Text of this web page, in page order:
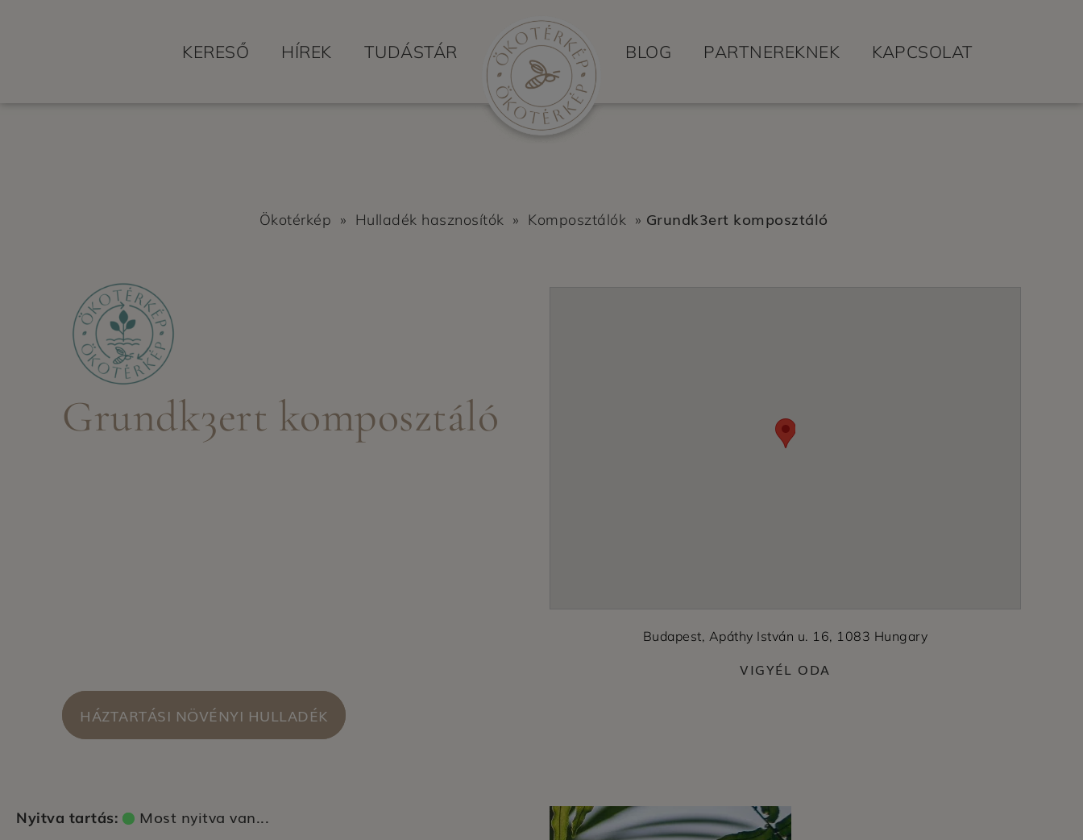
KERESŐ HÍREK TUDÁSTÁR BLOG PARTNEREKNEK KAPCSOLAT
Ökotérkép » Hulladék hasznosítók » Komposztálók » Grundk3ert komposztáló
Grundk3ert komposztáló
Budapest, Apáthy István u. 16, 1083 Hungary
VIGYÉL ODA
HÁZTARTÁSI NÖVÉNYI HULLADÉK
Nyitva tartás:
Most nyitva van...